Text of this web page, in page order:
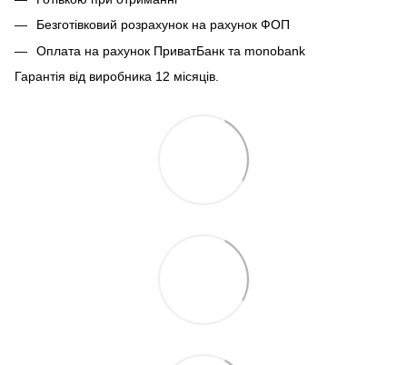
Безготівковий розрахунок на рахунок ФОП
Оплата на рахунок ПриватБанк та monobank
Гарантія від виробника 12 місяців.